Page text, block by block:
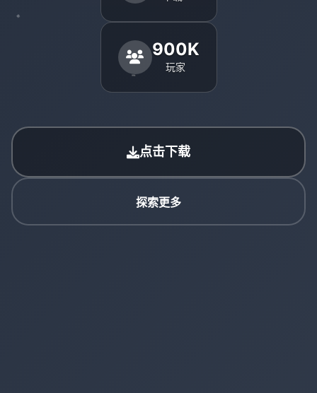
900K
玩家
点击下载
探索更多